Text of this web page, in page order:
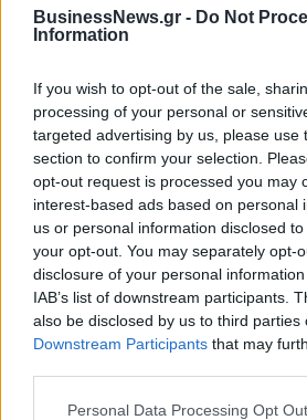
BusinessNews.gr - Do Not
Information
If you wish to opt-out of the sale,
processing of your personal or
targeted advertising by us, please use
section to confirm your selection.
opt-out request is processed you may
interest-based ads based on personal
us or personal information disclosed
your opt-out. You may separately opt-
disclosure of your personal
IAB’s list of downstream participants.
also be disclosed by us to third parties
Downstream Participants that may
Personal Data Processing Opt
ΕΛΣΤΑΤ: Στο 3,4% υποχώρησε ο
Χρηματοδότηση 8 εκατ. ευρώ
σε 843 μέσα ενημέρωσης-
Ξεκίνησε το πενταετές
πρόγραμμα ενίσχυσης του
Τύπου
Η Chery επενδύει 75 εκατ. δολάρια στην
Το FIAT 500 Hybrid τώρα από